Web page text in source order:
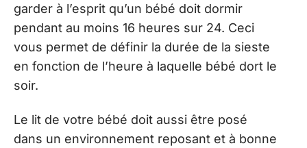
garder à l’esprit qu’un bébé doit dormir
pendant au moins 16 heures sur 24. Ceci
vous permet de définir la durée de la sieste
en fonction de l’heure à laquelle bébé dort le
soir.
Le lit de votre bébé doit aussi être posé
dans un environnement reposant et à bonne